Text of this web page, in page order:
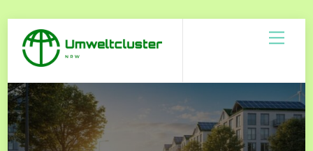
content